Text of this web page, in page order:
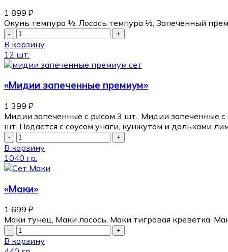
1 899 ₽
Окунь темпура ½, Лосось темпура ½, Запеченный
В корзину
12 шт.
«Мидии запеченные премиум»
1 399 ₽
Мидии запеченные с рисом 3 шт., Мидии запеченные
шт. Подается с соусом унаги, кунжутом и дольками
В корзину
1040 гр.
«Маки»
1 699 ₽
Маки тунец, Маки лосось, Маки тигровая креветка,
В корзину